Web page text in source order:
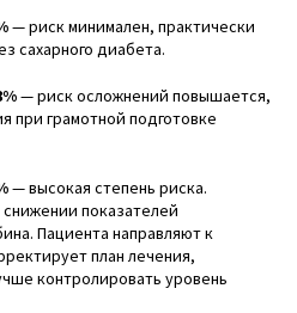
— риск минимален, практически
сахарного диабета.
— риск осложнений повышается,
при грамотной подготовке
— высокая степень риска.
показателей
Пациента направляют к
план лечения,
контролировать уровень